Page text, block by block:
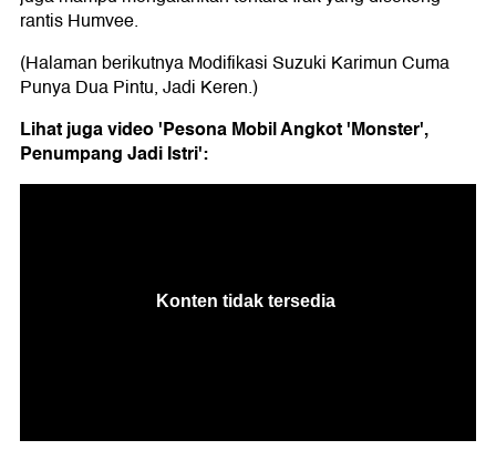
rantis Humvee.
(Halaman berikutnya Modifikasi Suzuki Karimun Cuma
Punya Dua Pintu, Jadi Keren.)
Lihat juga video 'Pesona Mobil Angkot 'Monster',
Penumpang Jadi Istri':